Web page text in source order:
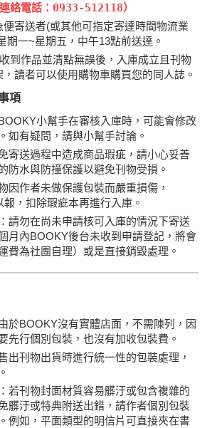
連絡電話：0933-512118）
便寄送者(或其他可指定寄達時間物流業
期一~星期五，中午13點前送達。
到作品並清點無誤後，入庫成立且刊物
，讀者可以使用購物車購買您的同人誌。
項
小幫手在審核入庫時，可能會修改
如有疑問，請與小幫手討論。
寄送過程中造成商品瑕疵，請小心妥善
防水與防撞保護以避免刊物受損。
因作者未做保護包裝而嚴重損傷，
，扣除瑕疵本再進行入庫。
：請勿在尚未申請核可入庫的情況下寄送
月內BOOKY後台未收到申請登記，將會
費為社團自理）或是直接銷毀處理。
於BOOKY沒有實體店面，不需陳列，因
先行個別包裝，也沒有加收包裝費。
出刊物出貨時進行統一性的包裝處理，
：若刊物封面材質容易髒汙或包含複雜的
髒汙或特典附送出錯，請作者個別包裝
例如，平面類型的明信片可直接夾在書